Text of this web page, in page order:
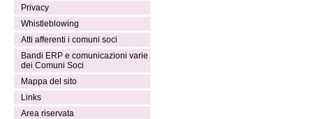
Privacy
Whistleblowing
Atti afferenti i comuni soci
Bandi ERP e comunicazioni varie
dei Comuni Soci
Mappa del sito
Links
Area riservata